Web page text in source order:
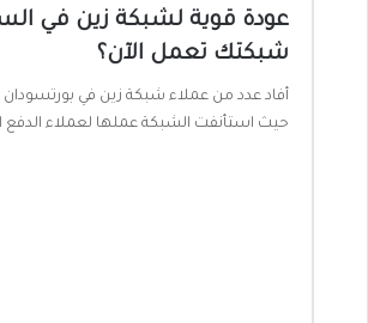
عودة قوية لشبكة زين في
شبكتك تعمل الآن؟
أفاد عدد من عملاء شبكة زين في بورتسودان
حيث استأنفت الشبكة عملها لعملاء